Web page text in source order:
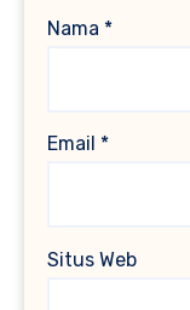
Nama *
Email *
Situs Web